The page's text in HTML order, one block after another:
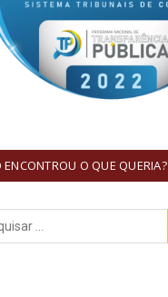
ENCONTROU O QUE QUERIA?